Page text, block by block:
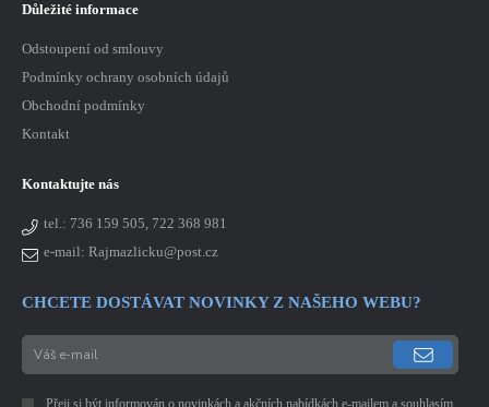
Důležité informace
Odstoupení od smlouvy
Podmínky ochrany osobních údajů
Obchodní podmínky
Kontakt
Kontaktujte nás
tel.: 736 159 505, 722 368 981
e-mail: Rajmazlicku@post.cz
CHCETE DOSTÁVAT NOVINKY Z NAŠEHO WEBU?
Přeji si být informován o novinkách a akčních nabídkách e-mailem a souhlasím